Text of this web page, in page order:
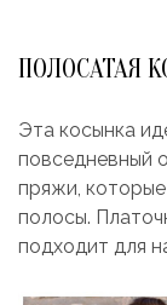
ПОЛОСАТАЯ
Эта косынка
повседневный
пряжи,
полосы.
подходит для